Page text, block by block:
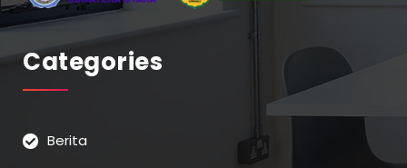
Categories
Berita